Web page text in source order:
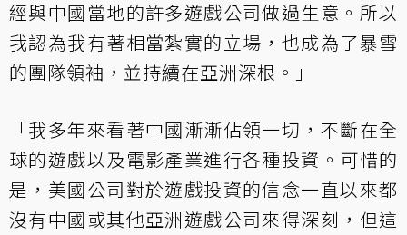
經與中國當地的許多遊戲公司做過生意。所以
我認為我有著相當紮實的立場，也成為了暴雪
的團隊領袖，並持續在亞洲深根。」
「我多年來看著中國漸漸佔領一切，不斷在全
球的遊戲以及電影產業進行各種投資。可惜的
是，美國公司對於遊戲投資的信念一直以來都
沒有中國或其他亞洲遊戲公司來得深刻，但這